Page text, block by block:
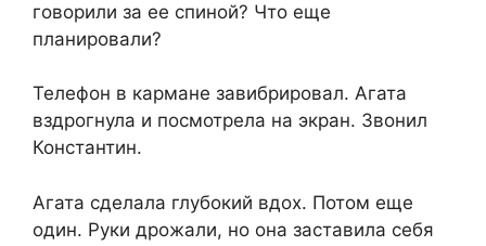
говорили за ее спиной? Что еще
планировали?
Телефон в кармане завибрировал. Агата
вздрогнула и посмотрела на экран. Звонил
Константин.
Агата сделала глубокий вдох. Потом еще
один. Руки дрожали, но она заставила себя